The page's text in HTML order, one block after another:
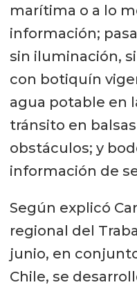
marítima o a lo
información;
sin iluminación,
con botiquín
agua potable en
tránsito en
obstáculos; y
información de
Según explicó
regional del
junio, en
Chile, se